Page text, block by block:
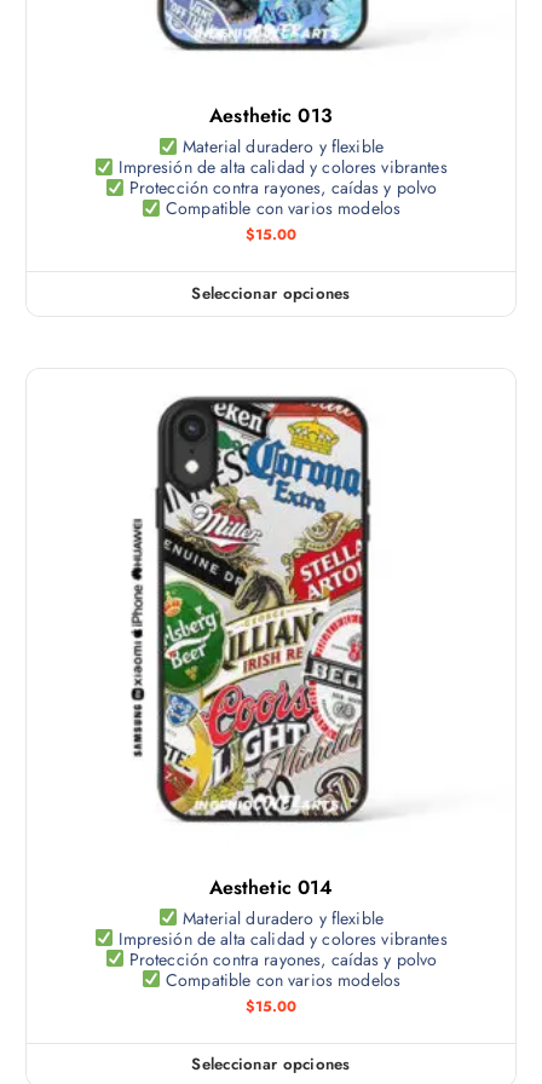
p
r
d
c
t
o
e
s
p
u
e
d
e
n
e
l
i
r
e
n
p
á
g
i
n
a
d
e
p
r
d
c
t
o
m
ú
i
p
l
e
s
a
r
a
n
t
e
s
.
s
o
p
c
i
o
n
e
s
p
u
e
d
e
n
e
Aesthetic 013
Material duradero y flexible
Impresión de alta calidad y colores vibrantes
Protección contra rayones, caídas y polvo
Compatible con varios modelos
$15.00
Seleccionar opciones
E
p
r
o
d
c
t
o
t
i
e
n
e
m
ú
i
p
l
e
s
a
Aesthetic 014
Material duradero y flexible
Impresión de alta calidad y colores vibrantes
Protección contra rayones, caídas y polvo
Compatible con varios modelos
$15.00
Seleccionar opciones
E